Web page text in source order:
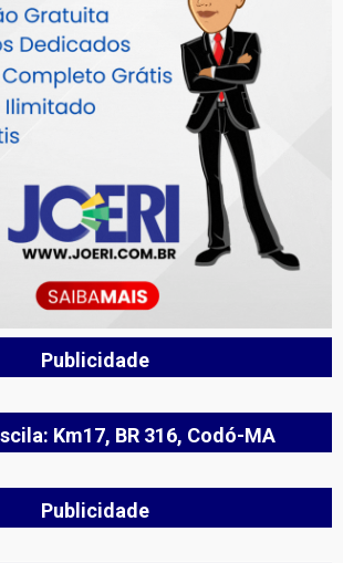
Publicidade
Km17, BR 316, Codó-MA
Publicidade